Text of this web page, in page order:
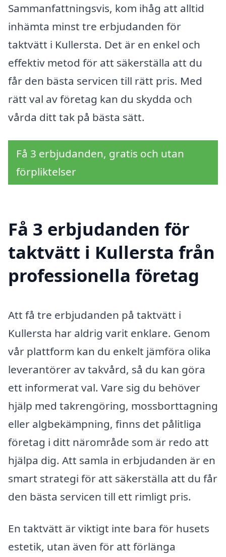
Sammanfattningsvis, kom ihåg att alltid
in­hämta minst tre erbjudanden för
taktvätt i Kullersta. Det är en enkel och
effektiv metod för att säkerställa att du
får den bästa servicen till rätt pris. Med
rätt val av företag kan du skydda och
vårda ditt tak på bästa sätt.
Få 3 erbjudanden, gratis och utan
förpliktelser
Få 3 erbjudanden för
taktvätt i Kullersta från
professionella företag
Att få tre erbjudanden på taktvätt i
Kullersta har aldrig varit enklare. Genom
vår plattform kan du enkelt jämföra olika
leverantörer av takvård, så du kan göra
ett informerat val. Vare sig du behöver
hjälp med takrengöring, mossborttagning
eller algbekämpning, finns det pålitliga
företag i ditt närområde som är redo att
hjälpa dig. Att samla in erbjudanden är en
smart strategi för att säkerställa att du får
den bästa servicen till ett rimligt pris.
En taktvätt är viktigt inte bara för husets
estetik, utan även för att förlänga